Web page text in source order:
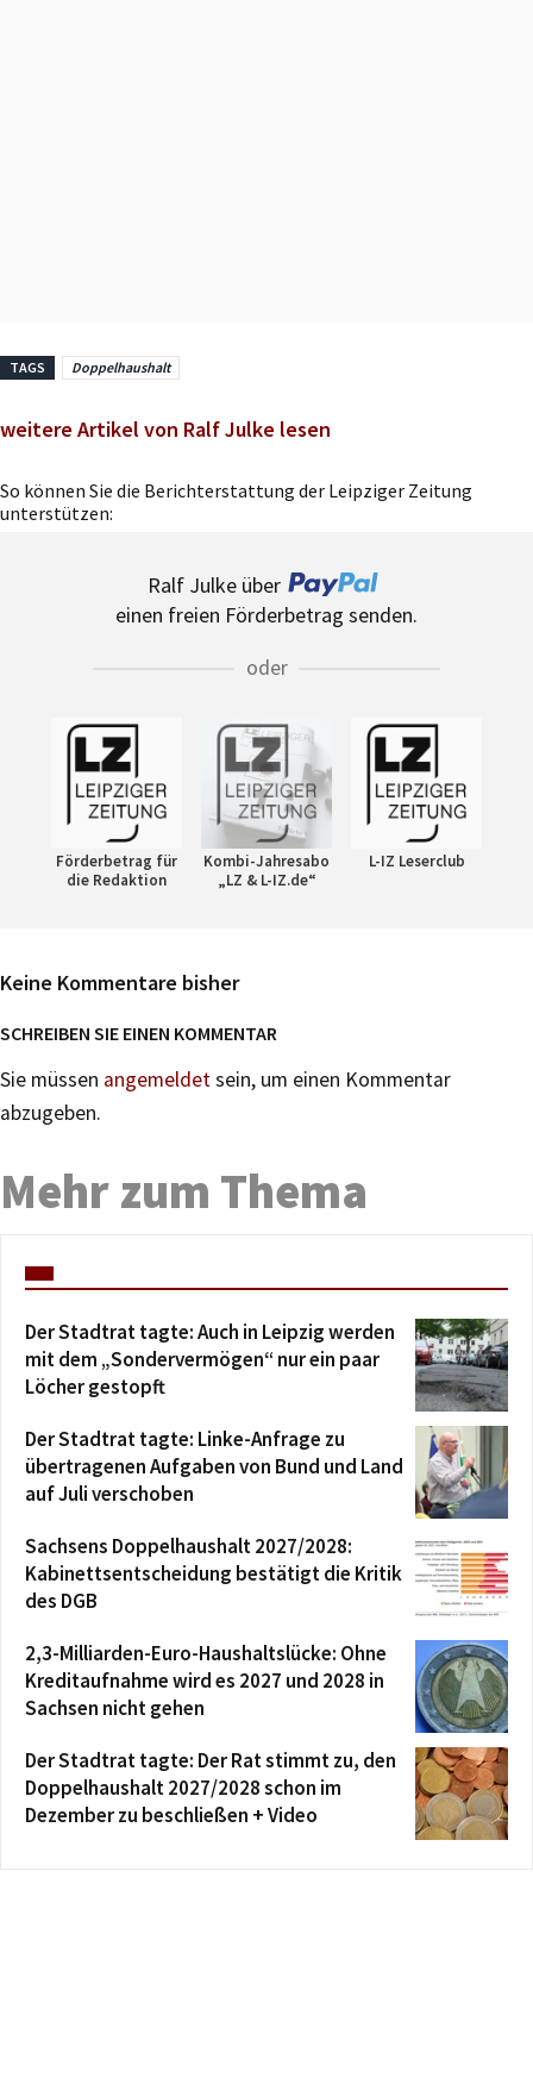
TAGS Doppelhaushalt
weitere Artikel von Ralf Julke lesen
So können Sie die Berichterstattung der Leipziger Zeitung
unterstützen:
Ralf Julke über
einen freien Förderbetrag senden.
oder
Förderbetrag für
die Redaktion
Kombi-Jahresabo
„LZ & L-IZ.de“
L-IZ Leserclub
Keine Kommentare bisher
SCHREIBEN SIE EINEN KOMMENTAR
Sie müssen angemeldetsein, um einen Kommentar
abzugeben.
Mehr zum Thema
Der Stadtrat tagte: Auch in Leipzig werden
mit dem „Sondervermögen“ nur ein paar
Löcher gestopft
Der Stadtrat tagte: Linke-Anfrage zu
übertragenen Aufgaben von Bund und Land
auf Juli verschoben
Sachsens Doppelhaushalt 2027/2028:
Kabinettsentscheidung bestätigt die Kritik
des DGB
2,3-Milliarden-Euro-Haushaltslücke: Ohne
Kreditaufnahme wird es 2027 und 2028 in
Sachsen nicht gehen
Der Stadtrat tagte: Der Rat stimmt zu, den
Doppelhaushalt 2027/2028 schon im
Dezember zu beschließen + Video